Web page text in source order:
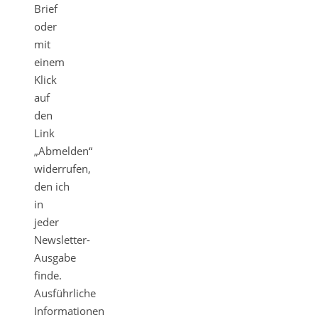
Brief
oder
mit
einem
Klick
auf
den
Link
„Abmelden“
widerrufen,
den ich
in
jeder
Newsletter-
Ausgabe
finde.
Ausführliche
Informationen